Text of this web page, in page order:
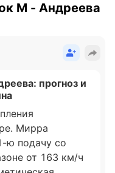
М - Андреева
прогноз и
Мирра
ю подачу со
от 163 км/ч